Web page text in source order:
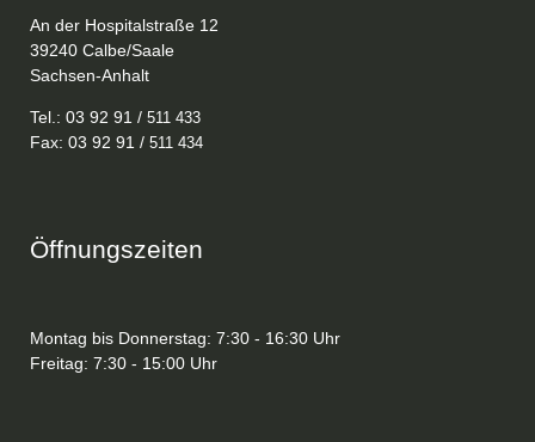
An der Hospitalstraße 12
39240 Calbe/Saale
Sachsen-Anhalt
Tel.: 03 92 91 / 511 433
Fax: 03 92 91 / 511 434
Öffnungszeiten
Montag bis Donnerstag: 7:30 - 16:30 Uhr
Freitag: 7:30 - 15:00 Uhr